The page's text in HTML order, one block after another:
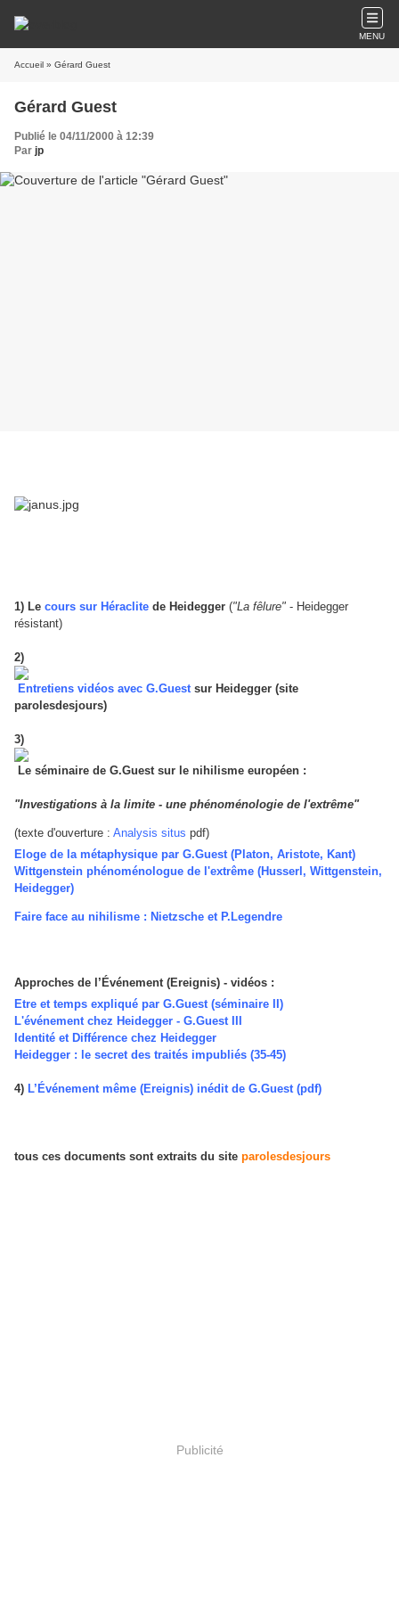
MENU
Accueil » Gérard Guest
Gérard Guest
Publié le 04/11/2000 à 12:39
Par jp
1) Le cours sur Héraclite de Heidegger ("La fêlure" - Heidegger
résistant)
2)
Entretiens vidéos avec G.Guest sur Heidegger (site
parolesdesjours)
3)
Le séminaire de G.Guest sur le nihilisme européen :
"Investigations à la limite - une phénoménologie de l'extrême"
(texte d'ouverture : Analysis situs pdf)
Eloge de la métaphysique par G.Guest(Platon, Aristote, Kant)
Wittgenstein phénoménologue de l'extrême (Husserl, Wittgenstein,
Heidegger)
Faire face au nihilisme : Nietzsche et P.Legendre
Approches de l’Événement (Ereignis) - vidéos :
Etre et temps expliqué par G.Guest (séminaire II)
L'événement chez Heidegger - G.Guest III
Identité et Différence chez Heidegger
Heidegger : le secret des traités impubliés (35-45)
4) L’Événement même (Ereignis) inédit de G.Guest (pdf)
tous ces documents sont extraits du site parolesdesjours
Publicité